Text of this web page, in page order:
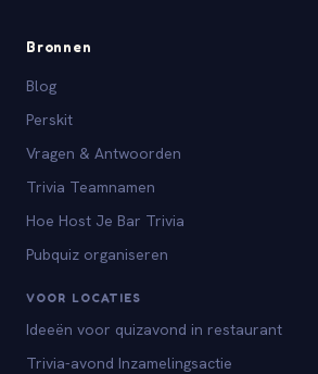
Bronnen
Blog
Perskit
Vragen & Antwoorden
Trivia Teamnamen
Hoe Host Je Bar Trivia
Pubquiz organiseren
VOOR LOCATIES
Ideeën voor quizavond in restaurant
Trivia-avond Inzamelingsactie